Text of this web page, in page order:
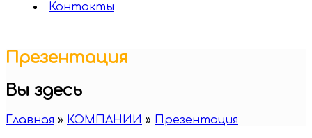
Контакты
Презентация
Вы здесь
Главная » КОМПАНИИ » Презентация